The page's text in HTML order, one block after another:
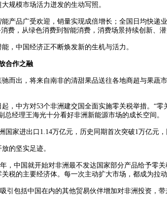
模市场活力迸发的生动写照。
品广受欢迎，销量实现成倍增长；全国日均快递
，从绿色消费到智能消费，消费场景持续创新、
中国经济正不断焕发新的生机与活力。
合作之融
出，将来自南非的清甜果品送往各地商超与果蔬
中方对53个非洲建交国全面实施零关税举措。“
经理王海光十分看好非洲新能源市场的成长空间。
进出口1.14万亿元，历史同期首次突破1万亿元，
的坚实足迹。
中国就开始对非洲最不发达国家部分产品给予零
税的主要经济体。每一次主动扩大市场，都成为拉
包括中国在内的其他贸易伙伴增加对非洲投资，